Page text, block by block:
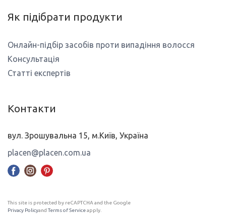
Як підібрати продукти
Онлайн-підбір засобів проти випадіння волосся
Консультація
Статті експертів
Контакти
вул. Зрошувальна 15, м.Київ, Україна
placen@placen.com.ua
This site is protected by reCAPTCHA and the Google
Privacy Policyand Terms of Serviceapply.